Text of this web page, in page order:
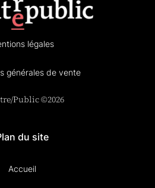
légales
générales de vente
Public ©2026
du site
Accueil